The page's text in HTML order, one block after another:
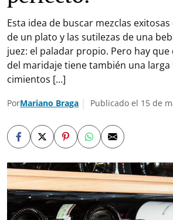
Esta idea de buscar mezclas
de un plato y las sutilezas de una
juez: el paladar propio. Pero hay
del maridaje tiene también una
cimientos [...]
PorMariano Braga Publicado el 15 de